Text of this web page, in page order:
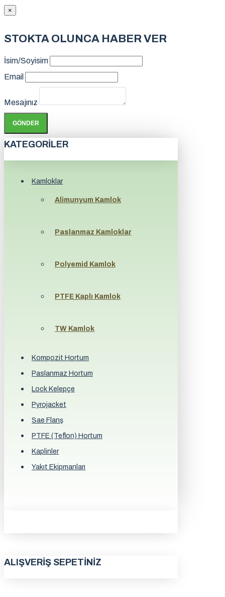
×
STOKTA OLUNCA HABER VER
İsim/Soyisim
Email
Mesajınız
GÖNDER
KATEGORILER
Kamloklar
Alimunyum Kamlok
Paslanmaz Kamloklar
Polyemid Kamlok
PTFE Kaplı Kamlok
TW Kamlok
Kompozit Hortum
Paslanmaz Hortum
Lock Kelepçe
Pyrojacket
Sae Flanş
PTFE (Teflon) Hortum
Kaplinler
Yakıt Ekipmanları
ALIŞVERIŞ SEPETINIZ